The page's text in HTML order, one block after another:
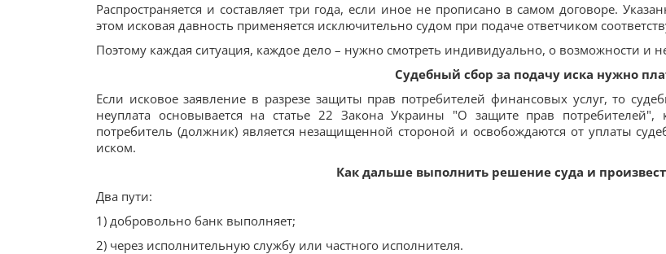
Распространяется и составляет три года, если иное не прописано в самом договоре.
этом исковая давность применяется исключительно судом при подаче ответчиком
Поэтому каждая ситуация, каждое дело – нужно смотреть индивидуально, о возможности и
Судебный сбор за подачу иска нужно
Если исковое заявление в разрезе защиты прав потребителей финансовых услуг, то
неуплата основывается на статье 22 Закона Украины "О защите прав потребителей",
потребитель (должник) является незащищенной стороной и освобождаются от уплаты
иском.
Как дальше выполнить решение суда и
Два пути:
1) добровольно банк выполняет;
2) через исполнительную службу или частного исполнителя.